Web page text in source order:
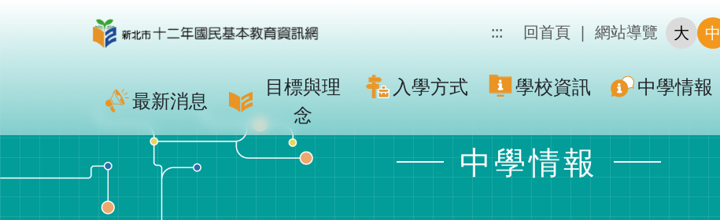
::: 回首頁 | 網站導覽 大 中
最新消息
目標與理
念
入學方式 學校資訊 中學情報
中學情報